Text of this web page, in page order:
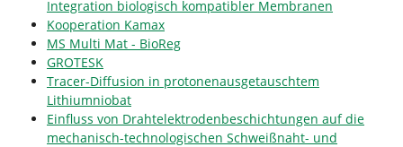
Integration biologisch kompatibler Membranen
Kooperation Kamax
MS Multi Mat - BioReg
GROTESK
Tracer-Diffusion in protonenausgetauschtem
Lithiumniobat
Einfluss von Drahtelektrodenbeschichtungen auf die
mechanisch-technologischen Schweißnaht- und